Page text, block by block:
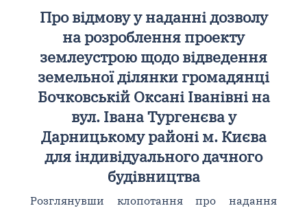
Про відмову у наданні дозволу
на розроблення проекту
землеустрою щодо відведення
земельної ділянки громадянці
Бочковській Оксані Іванівні на
вул. Івана Тургенєва у
Дарницькому районі м. Києва
для індивідуального дачного
будівництва
Розглянувши клопотання про надання